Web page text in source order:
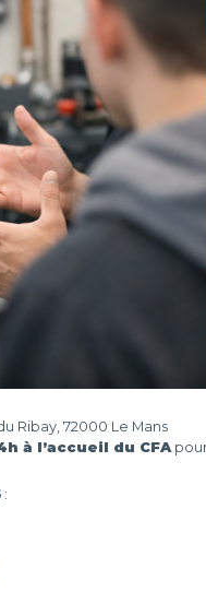
Ribay, 72000 Le Mans
à l’accueil du CFA
: